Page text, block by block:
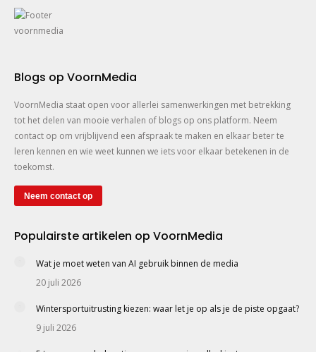
Blogs op VoornMedia
VoornMedia staat open voor allerlei samenwerkingen met betrekking
tot het delen van mooie verhalen of blogs op ons platform. Neem
contact op om vrijblijvend een afspraak te maken en elkaar beter te
leren kennen en wie weet kunnen we iets voor elkaar betekenen in de
toekomst.
Neem contact op
Populairste artikelen op VoornMedia
Wat je moet weten van AI gebruik binnen de media
20 juli 2026
Wintersportuitrusting kiezen: waar let je op als je de piste opgaat?
9 juli 2026